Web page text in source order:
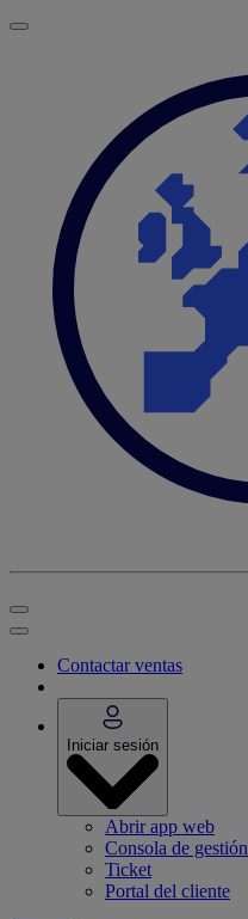
Contactar ventas
Iniciar sesión
Abrir app web
Consola de gestión
Ticket
Portal del cliente